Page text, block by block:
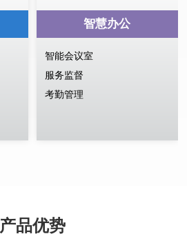
智慧办公
智能会议室
服务监督
考勤管理
产品优势